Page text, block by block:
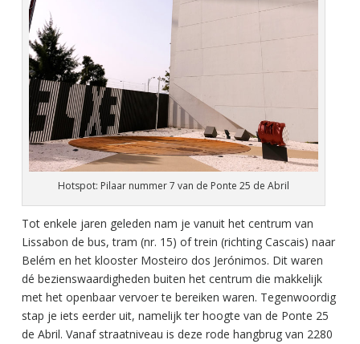
Hotspot: Pilaar nummer 7 van de Ponte 25 de Abril
Tot enkele jaren geleden nam je vanuit het centrum van
Lissabon de bus, tram (nr. 15) of trein (richting Cascais) naar
Belém en het klooster Mosteiro dos Jerónimos. Dit waren
dé bezienswaardigheden buiten het centrum die makkelijk
met het openbaar vervoer te bereiken waren. Tegenwoordig
stap je iets eerder uit, namelijk ter hoogte van de Ponte 25
de Abril. Vanaf straatniveau is deze rode hangbrug van 2280